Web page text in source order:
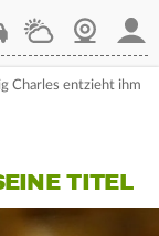
WetterWebcam
Charles entzieht ihm
TITEL